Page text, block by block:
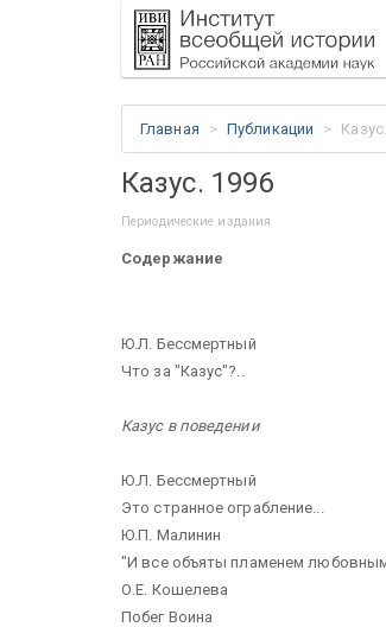
Главная Публикации
Казус. 1996
Периодические издания
Содержание
Ю.Л. Бессмертный
Что за "Казус"?..
Казус в поведении
Ю.Л. Бессмертный
Это странное ограбление...
Ю.П. Малинин
"И все объяты пламенем
О.Е. Кошелева
Побег Воина